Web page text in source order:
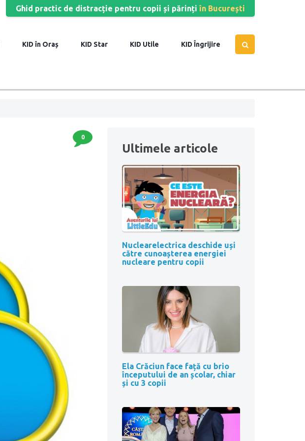
Ghid practic de distracție pentru copii și părinți în București
în Oraș Star Utile Îngrijire
0
Ultimele articole
Nuclearelectrica deschide uși
către cunoașterea energiei
nucleare pentru copii
Ela Crăciun face față cu brio
începutului de an școlar, chiar
și cu 3 copii